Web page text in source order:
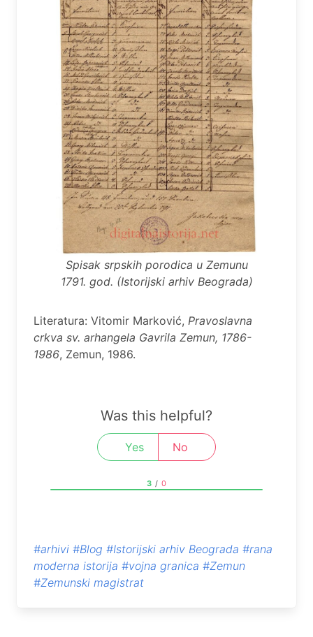
Spisak srpskih porodica u Zemunu
1791. god. (Istorijski arhiv Beograda)
Literatura: Vitomir Marković, Pravoslavna
crkva sv. arhangela Gavrila Zemun, 1786-
1986, Zemun, 1986.
Was this helpful?
Yes No
3 / 0
#arhivi #Blog #Istorijski arhiv Beograda #rana
moderna istorija #vojna granica #Zemun
#Zemunski magistrat